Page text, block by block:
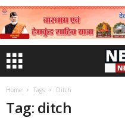
Home Tags Ditch
Tag: ditch